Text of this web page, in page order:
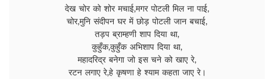
देख चोर को शोर मचाई,मगर पोटली मिल ना पाई,
चोर,मुनि संदीपन घर में छोड़ पोटली जान बचाई,
तड़प ब्राम्हणी शाप दिया था,
कुहुँक,कुहुँक अभिशाप दिया था,
महादरिद्र बनेगा जो इस चने को खाए रे,
रटन लगाए रे,हे कृषणा हे श्याम कहता जाए रे।